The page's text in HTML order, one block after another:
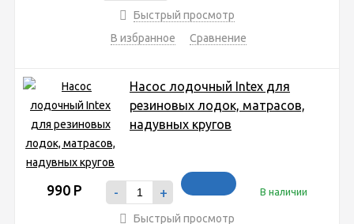
Быстрый просмотр
В избранное
Сравнение
Насос лодочный Intex для
резиновых лодок, матрасов,
надувных кругов
990 Р - + В наличии
Быстрый просмотр